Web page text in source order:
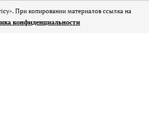
При копировании материалов ссылка на
конфиденциальности